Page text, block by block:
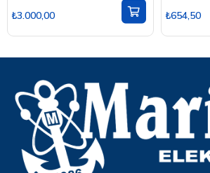
₺3.000,00 ₺654,50